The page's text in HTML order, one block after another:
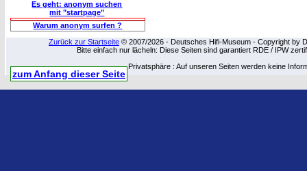
Es geht: anonym suchen
mit "startpage"
Warum anonym surfen ?
Zurück zur Startseite © 2007/2026 - Deutsches Hifi-Museum - Copyright by
Bitte einfach nur lächeln: Diese Seiten sind garantiert RDE / IPW
Privatsphäre : Auf unseren Seiten werden keine
zum Anfang dieser Seite